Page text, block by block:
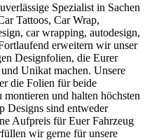
Spezialist in Sachen
Tattoos, Car Wrap,
car wrapping, autodesign,
erweitern wir unser
Designfolien, die Eurer
Unikat machen. Unsere
die Folien für beide
und halten höchsten
Designs sind entweder
Aufpreis für Euer Fahrzeug
wir gerne für unsere